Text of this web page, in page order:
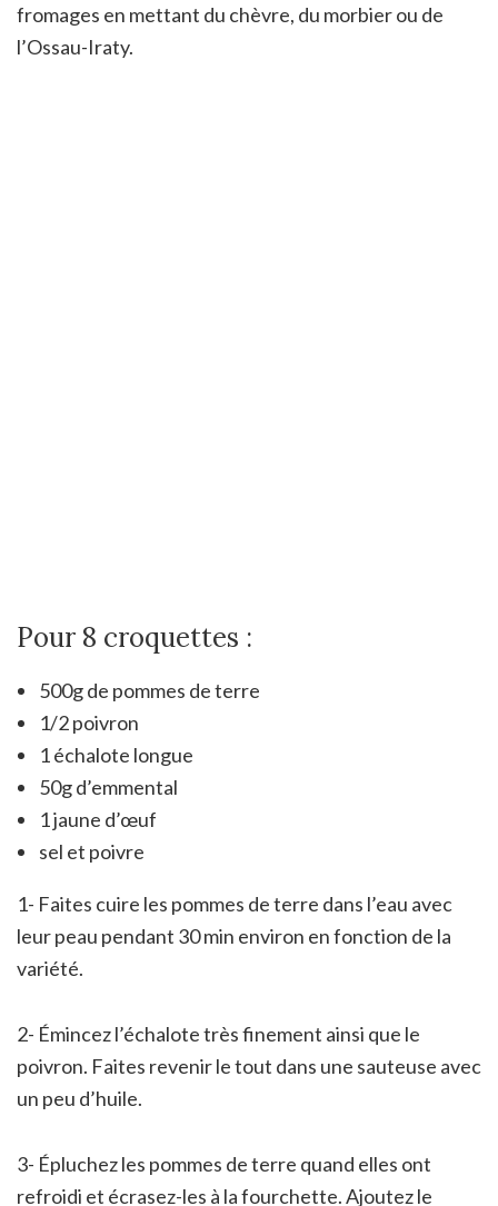
fromages en mettant du chèvre, du morbier ou de
l’Ossau-Iraty.
Pour 8 croquettes :
500g de pommes de terre
1/2 poivron
1 échalote longue
50g d’emmental
1 jaune d’œuf
sel et poivre
1- Faites cuire les pommes de terre dans l’eau avec
leur peau pendant 30 min environ en fonction de la
variété.
2- Émincez l’échalote très finement ainsi que le
poivron. Faites revenir le tout dans une sauteuse avec
un peu d’huile.
3- Épluchez les pommes de terre quand elles ont
refroidi et écrasez-les à la fourchette. Ajoutez le